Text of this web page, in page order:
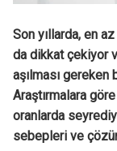
Son yıllarda, en az
da dikkat çekiyor
aşılması gereken
Araştırmalara göre
oranlarda
sebepleri ve